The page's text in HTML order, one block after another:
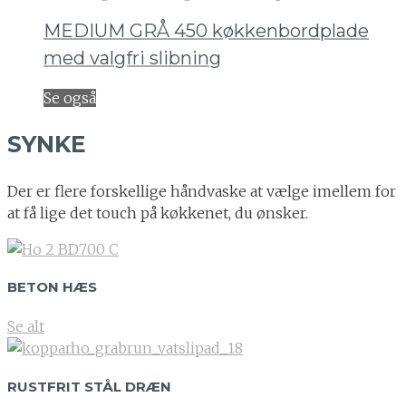
MEDIUM GRÅ 450 køkkenbordplade
med valgfri slibning
Se også
SYNKE
Der er flere forskellige håndvaske at vælge imellem for
at få lige det touch på køkkenet, du ønsker.
BETON HÆS
Se alt
RUSTFRIT STÅL DRÆN